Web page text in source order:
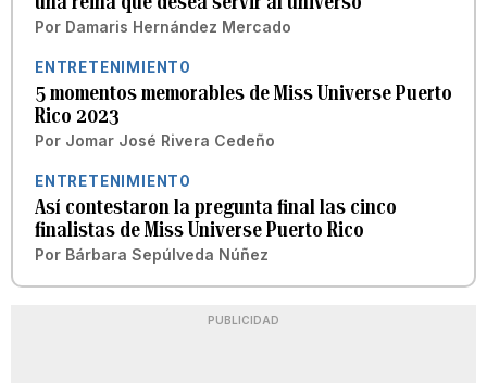
Por Damaris Hernández Mercado
ENTRETENIMIENTO
5 momentos memorables de Miss Universe Puerto
Rico 2023
Por Jomar José Rivera Cedeño
ENTRETENIMIENTO
Así contestaron la pregunta final las cinco
finalistas de Miss Universe Puerto Rico
Por Bárbara Sepúlveda Núñez
PUBLICIDAD